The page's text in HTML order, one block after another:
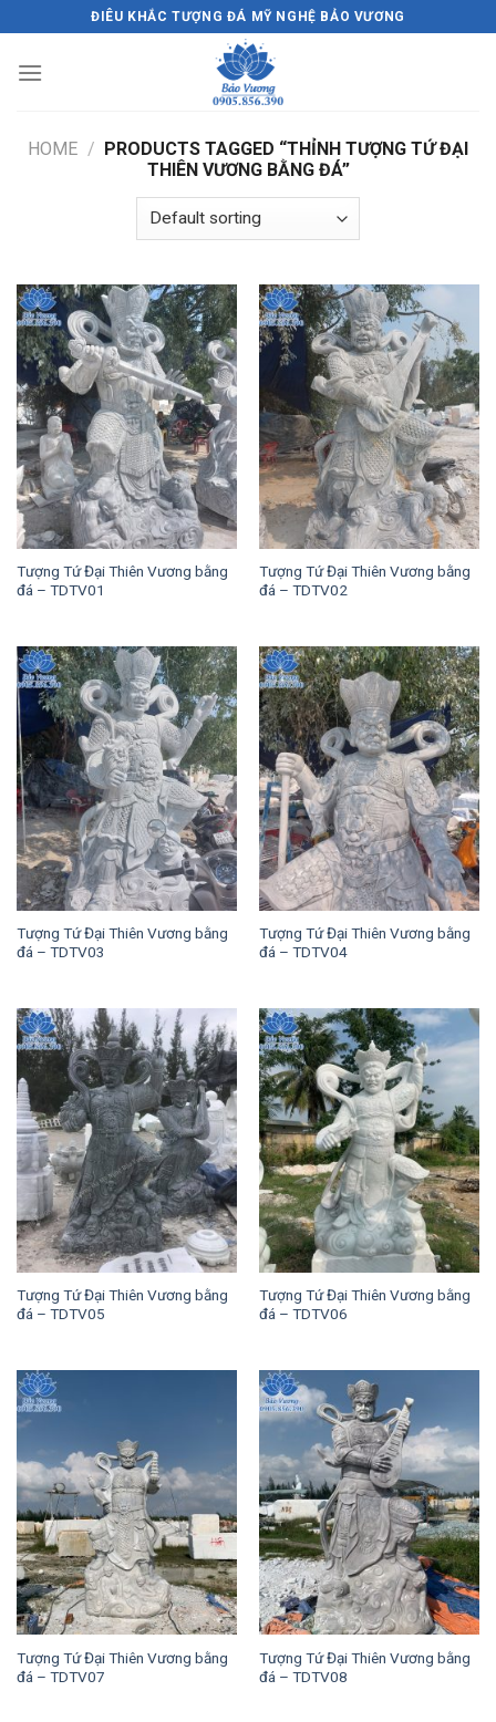
to
content
ĐIÊU KHẮC TƯỢNG ĐÁ MỸ NGHỆ BẢO VƯƠNG
HOME / PRODUCTS TAGGED “THỈNH TƯỢNG TỨ ĐẠI
THIÊN VƯƠNG BẰNG ĐÁ”
Tượng Tứ Đại Thiên Vương bằng
đá – TDTV01
Tượng Tứ Đại Thiên Vương bằng
đá – TDTV02
Tượng Tứ Đại Thiên Vương bằng
đá – TDTV03
Tượng Tứ Đại Thiên Vương bằng
đá – TDTV04
Tượng Tứ Đại Thiên Vương bằng
đá – TDTV05
Tượng Tứ Đại Thiên Vương bằng
đá – TDTV06
Tượng Tứ Đại Thiên Vương bằng
đá – TDTV07
Tượng Tứ Đại Thiên Vương bằng
đá – TDTV08